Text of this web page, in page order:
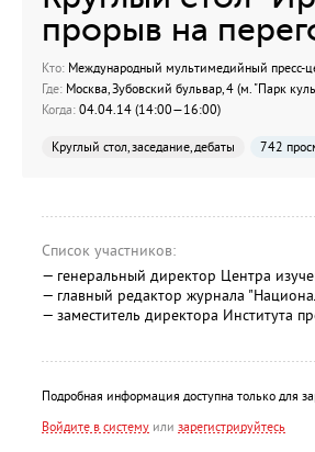
прорыв на
Кто: Международный мультимедийный пресс-
Где: Москва, Зубовский бульвар, 4 (м. "Парк
Когда: 04.04.14 (14:00—16:00)
Круглый стол, заседание, дебаты 742
Список участников:
— генеральный директор Центра
— главный редактор журнала
— заместитель директора Института
Подробная информация доступна только для
Войдите в систему или зарегистрируйтесь